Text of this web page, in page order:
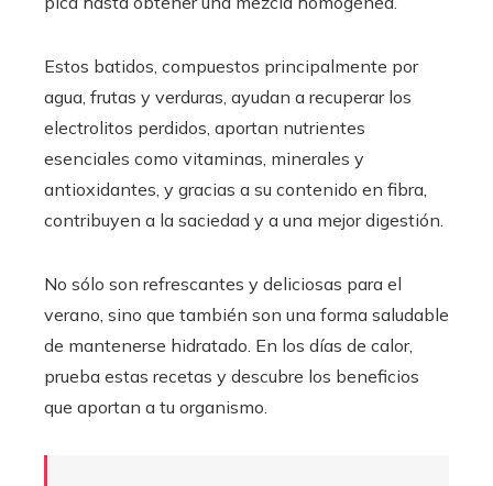
Estos batidos, compuestos principalmente por
agua, frutas y verduras, ayudan a recuperar los
electrolitos perdidos, aportan nutrientes
esenciales como vitaminas, minerales y
antioxidantes, y gracias a su contenido en fibra,
contribuyen a la saciedad y a una mejor digestión.
No sólo son refrescantes y deliciosas para el
verano, sino que también son una forma saludable
de mantenerse hidratado. En los días de calor,
prueba estas recetas y descubre los beneficios
que aportan a tu organismo.